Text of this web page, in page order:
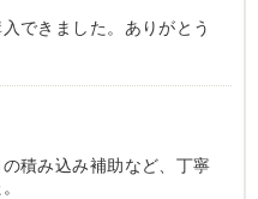
できました。ありがとう
積み込み補助など、丁寧